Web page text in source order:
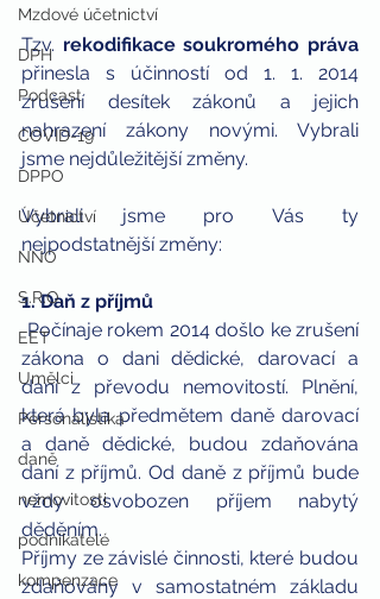
Mzdové účetnictví
DPH
Podcast
COVID-19
DPPO
Účetnictví
NNO
S.R.O.
EET
Umělci
Personalistika
daně
nemovitosti
podnikatelé
kompenzace
Tzv. rekodifikace soukromého práva
přinesla s účinností od 1. 1. 2014
zrušení desítek zákonů a jejich
nahrazení zákony novými. Vybrali
jsme nejdůležitější změny.
Vybrali jsme pro Vás ty
nejpodstatnější změny:
1. Daň z příjmů
Počínaje rokem 2014 došlo ke zrušení
zákona o dani dědické, darovací a
dani z převodu nemovitostí. Plnění,
která byla předmětem daně darovací
a daně dědické, budou zdaňována
daní z příjmů. Od daně z příjmů bude
vždy osvobozen příjem nabytý
děděním.
Příjmy ze závislé činnosti, které budou
zdaňovány v samostatném základu